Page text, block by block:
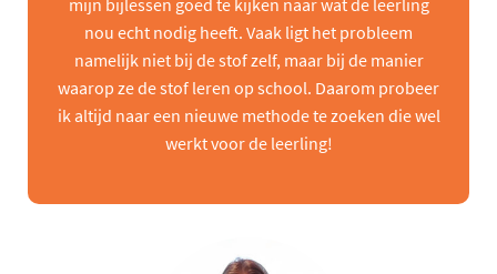
mijn bijlessen goed te kijken naar wat de leerling
nou echt nodig heeft. Vaak ligt het probleem
namelijk niet bij de stof zelf, maar bij de manier
waarop ze de stof leren op school. Daarom probeer
ik altijd naar een nieuwe methode te zoeken die wel
werkt voor de leerling!